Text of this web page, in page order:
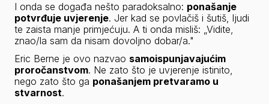
I onda se događa nešto paradoksalno: ponašanje
potvrđuje uvjerenje. Jer kad se povlačiš i šutiš, ljudi
te zaista manje primjećuju. A ti onda misliš: „Vidite,
znao/la sam da nisam dovoljno dobar/a."
Eric Berne je ovo nazvao samoispunjavajućim
proročanstvom. Ne zato što je uvjerenje istinito,
nego zato što ga ponašanjem pretvaramo u
stvarnost.